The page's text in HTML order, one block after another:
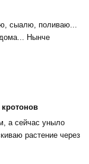
сыалю, поливаю...
дома... Нынче
а сейчас уныло
растение через